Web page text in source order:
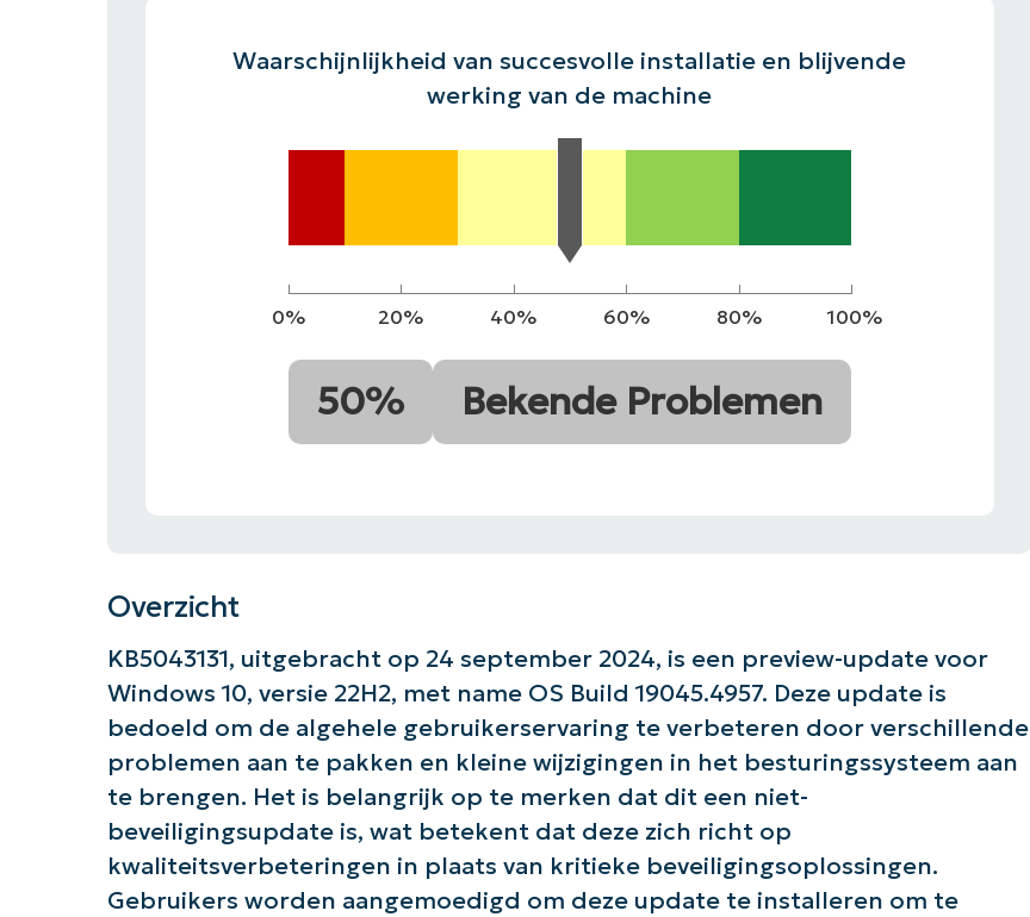
CONTACTEER SALES DEMO BEKIJKEN PRODUCT ROADMAP PLATFORM
CONTACT VERKOOP DEMO BEKIJKEN
CONTACTEER SALES
Waarschijnlijkheid van succesvolle installatie en blijvende
werking van de machine
0% 20% 40% 60% 80% 100%
50% Bekende Problemen
Overzicht
KB5043131, uitgebracht op 24 september 2024, is een preview-update voor
Windows 10, versie 22H2, met name OS Build 19045.4957. Deze update is
bedoeld om de algehele gebruikerservaring te verbeteren door verschillende
problemen aan te pakken en kleine wijzigingen in het besturingssysteem aan
te brengen. Het is belangrijk op te merken dat dit een niet-
beveiligingsupdate is, wat betekent dat deze zich richt op
kwaliteitsverbeteringen in plaats van kritieke beveiligingsoplossingen.
Gebruikers worden aangemoedigd om deze update te installeren om te